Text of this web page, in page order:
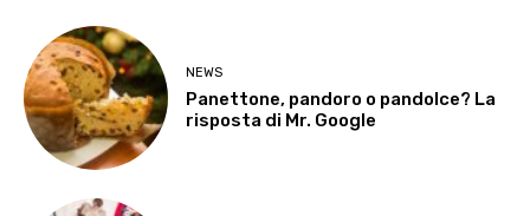
NEWS
Panettone, pandoro o pandolce? La
risposta di Mr. Google